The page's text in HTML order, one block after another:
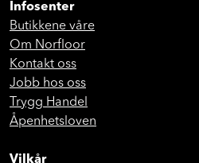
Infosenter
Butikkene våre
Om Norfloor
Kontakt oss
Jobb hos oss
Trygg Handel
Åpenhetsloven
Vilkår